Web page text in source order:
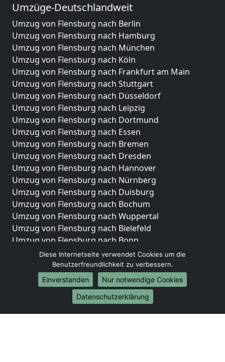
Umzüge-Deutschlandweit
Umzug von Flensburg nach Berlin
Umzug von Flensburg nach Hamburg
Umzug von Flensburg nach München
Umzug von Flensburg nach Köln
Umzug von Flensburg nach Frankfurt am Main
Umzug von Flensburg nach Stuttgart
Umzug von Flensburg nach Düsseldorf
Umzug von Flensburg nach Leipzig
Umzug von Flensburg nach Dortmund
Umzug von Flensburg nach Essen
Umzug von Flensburg nach Bremen
Umzug von Flensburg nach Dresden
Umzug von Flensburg nach Hannover
Umzug von Flensburg nach Nürnberg
Umzug von Flensburg nach Duisburg
Umzug von Flensburg nach Bochum
Umzug von Flensburg nach Wuppertal
Umzug von Flensburg nach Bielefeld
Umzug von Flensburg nach Bonn
Umzug von Flensburg nach Münster
Internationale-Umzüge
Umzug von Flensburg nach Brasilien
Umzug von Flensburg nach Brunei Darussalam
Umzug von Flensburg nach Burkina Faso
Diese Internetseite verwendet Cookies um die
Benutzerfreundlichkeit zu verbessern.
Einverstanden
Nur notwendige Cookies
Datenschutzerklärung